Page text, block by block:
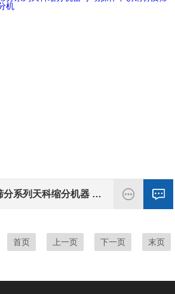
筛分系列天科缩分机器 手动操作不锈钢材质筛分机
首页 上一页 下一页 末页